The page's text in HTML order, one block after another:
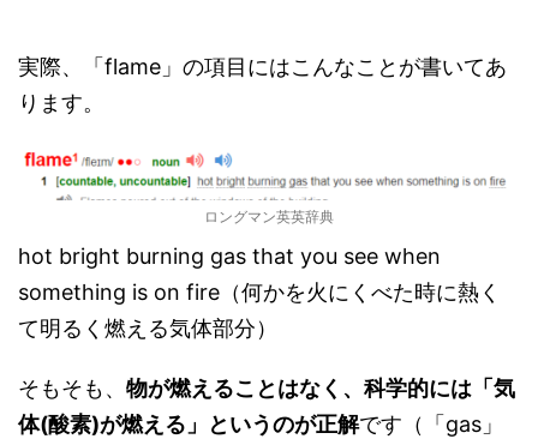
実際、「flame」の項目にはこんなことが書いてあ
ります。
ロングマン英英辞典
hot bright burning gas that you see when
something is on fire（何かを火にくべた時に熱く
て明るく燃える気体部分）
そもそも、 物が燃えることはなく、科学的には「気
体(酸素)が燃える」というのが正解です（「gas」